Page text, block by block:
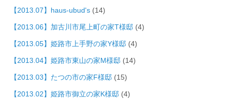
【2013.07】haus-ubud's (14)
【2013.06】加古川市尾上町の家T様邸 (4)
【2013.05】姫路市上手野の家Y様邸 (4)
【2013.04】姫路市東山の家M様邸 (14)
【2013.03】たつの市の家F様邸 (15)
【2013.02】姫路市御立の家K様邸 (4)